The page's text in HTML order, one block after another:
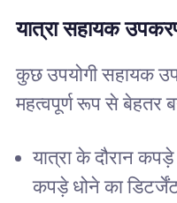
यात्रा सहायक
कुछ उपयोगी सहायक
महत्वपूर्ण रूप से बेहतर
यात्रा के दौरान
कपड़े धोने का